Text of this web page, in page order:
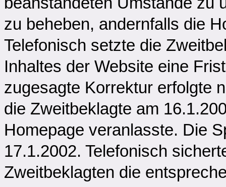
zu beheben, andernfalls die
Telefonisch setzte die
Inhaltes der Website eine
zugesagte Korrektur erfolgte
die Zweitbeklagte am
Homepage veranlasste. Die
17.1.2002. Telefonisch
Zweitbeklagten die